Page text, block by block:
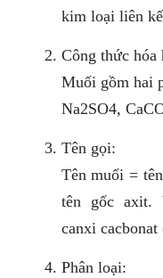
kim loại liên
Công thức hóa
Muối gồm hai
Na2SO4,
Tên gọi:
Tên muối =
tên gốc axit.
canxi
Phân loại: